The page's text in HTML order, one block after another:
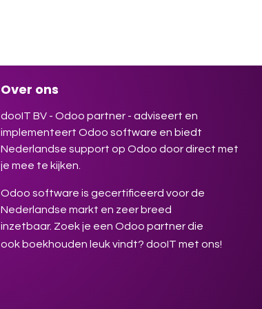
Over ons
dooIT BV - Odoo partner - adviseert en
implementeert Odoo software en biedt
Nederlandse support op Odoo door direct met
je mee te kijken.
Odoo software is gecertificeerd voor de
Nederlandse markt en zeer breed
inzetbaar. Zoek je een Odoo partner die
ook boekhouden leuk vindt? dooIT met ons!